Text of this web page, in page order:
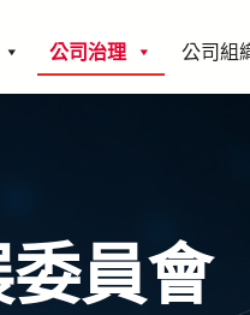
公司治理 公司組
員會